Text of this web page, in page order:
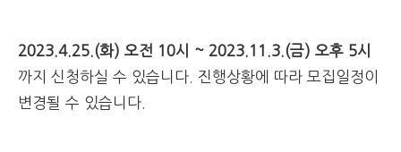
2023.4.25.(화) 오전 10시 ~ 2023.11.3.(금) 오후 5시
까지 신청하실 수 있습니다. 진행상황에 따라 모집일정이
변경될 수 있습니다.